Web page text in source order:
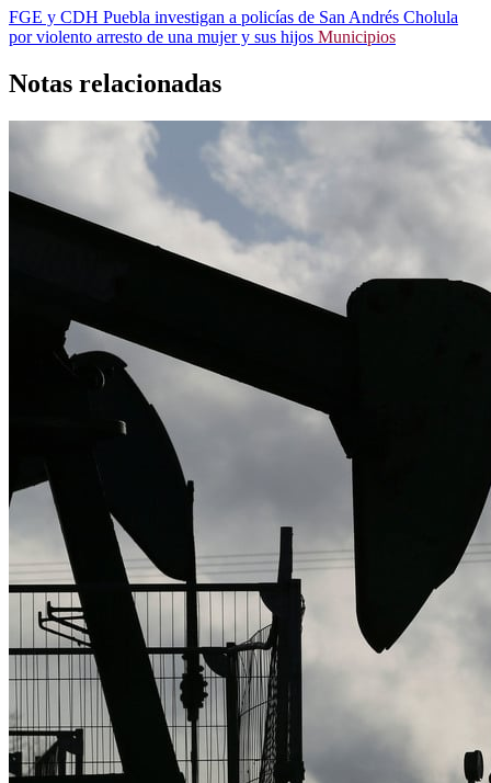
FGE y CDH Puebla investigan a policías de San Andrés Cholula
por violento arresto de una mujer y sus hijos Municipios
Notas relacionadas